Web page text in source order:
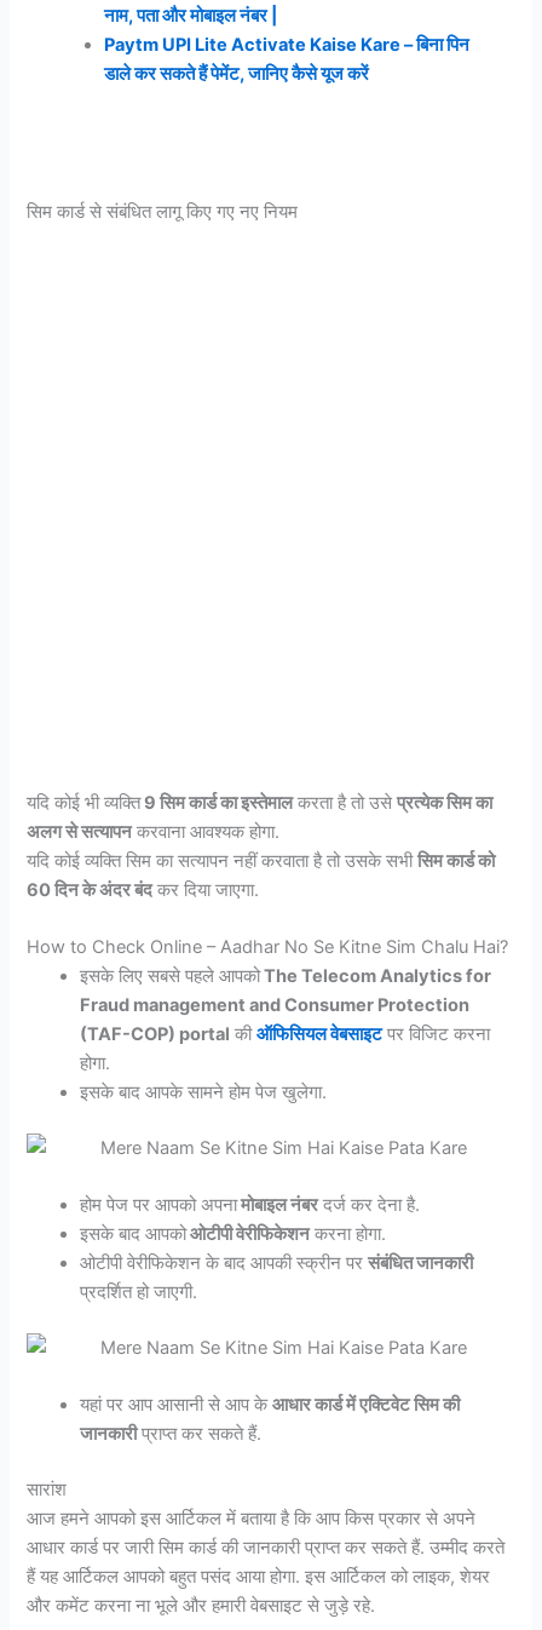
नाम, पता और मोबाइल नंबर |
Paytm UPI Lite Activate Kaise Kare – बिना पिन
डाले कर सकते हैं पेमेंट, जानिए कैसे यूज करें
सिम कार्ड से संबंधित लागू किए गए नए नियम
यदि कोई भी व्यक्ति9 सिम कार्ड का इस्तेमालकरता है तो उसेप्रत्येक सिम का
अलग से सत्यापनकरवाना आवश्यक होगा.
यदि कोई व्यक्ति सिम का सत्यापन नहीं करवाता है तो उसके सभीसिम कार्ड को
60 दिन के अंदर बंदकर दिया जाएगा.
How to Check Online – Aadhar No Se Kitne Sim Chalu Hai?
इसके लिए सबसे पहले आपकोThe Telecom Analytics for
Fraud management and Consumer Protection
(TAF-COP) portal कीऑफिसियल वेबसाइटपर विजिट करना
होगा.
इसके बाद आपके सामने होम पेज खुलेगा.
होम पेज पर आपको अपनामोबाइल नंबरदर्ज कर देना है.
इसके बाद आपकोओटीपी वेरीफिकेशनकरना होगा.
ओटीपी वेरीफिकेशन के बाद आपकी स्क्रीन परसंबंधित जानकारी
प्रदर्शित हो जाएगी.
यहां पर आप आसानी से आप केआधार कार्ड में एक्टिवेट सिम की
जानकारीप्राप्त कर सकते हैं.
सारांश
आज हमने आपको इस आर्टिकल में बताया है कि आप किस प्रकार से अपने
आधार कार्ड पर जारी सिम कार्ड की जानकारी प्राप्त कर सकते हैं. उम्मीद करते
हैं यह आर्टिकल आपको बहुत पसंद आया होगा. इस आर्टिकल को लाइक, शेयर
और कमेंट करना ना भूले और हमारी वेबसाइट से जुड़े रहे.